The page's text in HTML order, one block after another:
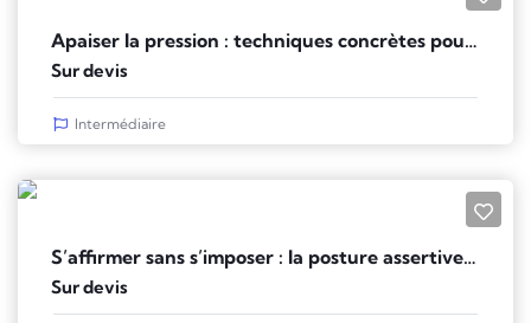
Apaiser la pression : techniques concrètes pour garder le cap
Sur devis
Intermédiaire
S’affirmer sans s’imposer : la posture assertive au service de la relation
Sur devis